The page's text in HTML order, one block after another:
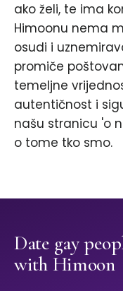
ako želi, te ima
Himoonu nema
osudi i
promiče
temeljne
autentičnost i
našu stranicu 'o
o tome tko smo.
Date gay
with Himoon